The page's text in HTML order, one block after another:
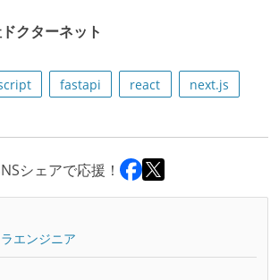
クターネット
fastapi react
next.js
シェアで応援！
エンジニア